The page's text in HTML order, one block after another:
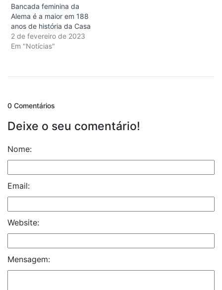
Bancada feminina da
Alema é a maior em 188
anos de história da Casa
2 de fevereiro de 2023
Em "Notícias"
0 Comentários
Deixe o seu comentário!
Nome:
Email:
Website:
Mensagem: